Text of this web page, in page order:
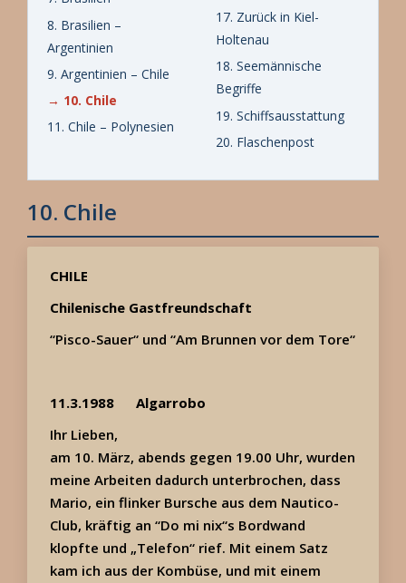
8. Brasilien –
Argentinien
9. Argentinien – Chile
→ 10. Chile
11. Chile – Polynesien
17. Zurück in Kiel-
Holtenau
18. Seemännische
Begriffe
19. Schiffsausstattung
20. Flaschenpost
10. Chile
CHILE
Chilenische Gastfreundschaft
“Pisco-Sauer“ und “Am Brunnen vor dem Tore“
11.3.1988 Algarrobo
Ihr Lieben,
am 10. März, abends gegen 19.00 Uhr, wurden
meine Arbeiten dadurch unterbrochen, dass
Mario, ein flinker Bursche aus dem Nautico-
Club, kräftig an “Do mi nix“s Bordwand
klopfte und „Telefon“ rief. Mit einem Satz
kam ich aus der Kombüse, und mit einem